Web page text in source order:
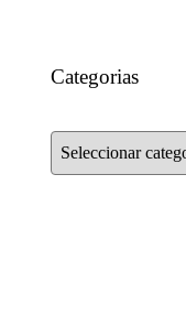
Categorias
Categorias